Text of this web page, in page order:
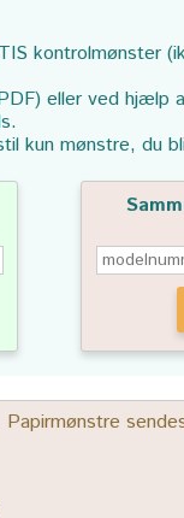
kontrolmønster
eller ved hjælp
kun mønstre, du